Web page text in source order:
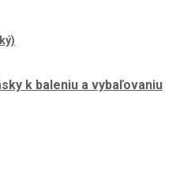
k baleniu a vybaľovaniu